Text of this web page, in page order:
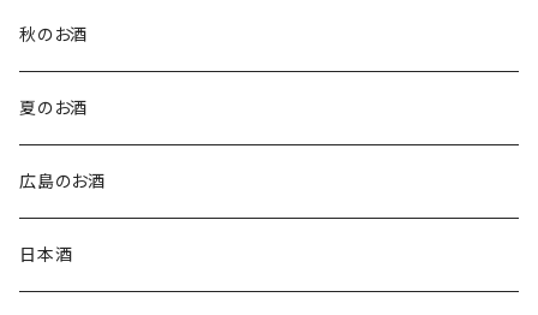
秋のお酒
夏のお酒
広島のお酒
日本酒